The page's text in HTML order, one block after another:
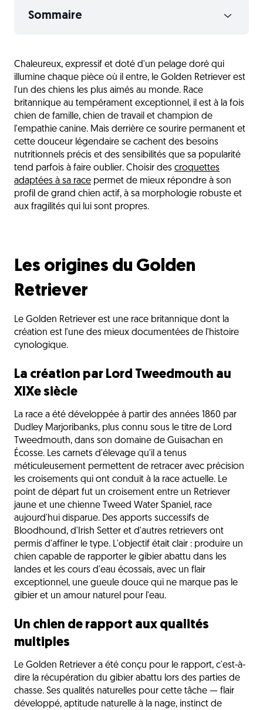
Sommaire
La nutrition du Golden Retriever
Les sensibilités du Golden Retriever
Les critères de choix des croquettes
Les besoins selon les étapes de vie
Les erreurs fréquentes à éviter
Une gamelle dorée pour une vie longue et
épanouie
L'avis du vétérinaire
Chaleureux, expressif et doté d'un pelage doré qui
illumine chaque pièce où il entre, le Golden Retriever est
l'un des chiens les plus aimés au monde. Race
britannique au tempérament exceptionnel, il est à la fois
chien de famille, chien de travail et champion de
l'empathie canine. Mais derrière ce sourire permanent et
cette douceur légendaire se cachent des besoins
nutritionnels précis et des sensibilités que sa popularité
tend parfois à faire oublier. Choisir des croquettes
adaptées à sa race permet de mieux répondre à son
profil de grand chien actif, à sa morphologie robuste et
aux fragilités qui lui sont propres.
Les origines du Golden
Retriever
Le Golden Retriever est une race britannique dont la
création est l'une des mieux documentées de l'histoire
cynologique.
La création par Lord Tweedmouth au
XIXe siècle
La race a été développée à partir des années 1860 par
Dudley Marjoribanks, plus connu sous le titre de Lord
Tweedmouth, dans son domaine de Guisachan en
Écosse. Les carnets d'élevage qu'il a tenus
méticuleusement permettent de retracer avec précision
les croisements qui ont conduit à la race actuelle. Le
point de départ fut un croisement entre un Retriever
jaune et une chienne Tweed Water Spaniel, race
aujourd'hui disparue. Des apports successifs de
Bloodhound, d'Irish Setter et d'autres retrievers ont
permis d'affiner le type. L'objectif était clair : produire un
chien capable de rapporter le gibier abattu dans les
landes et les cours d'eau écossais, avec un flair
exceptionnel, une gueule douce qui ne marque pas le
gibier et un amour naturel pour l'eau.
Un chien de rapport aux qualités
multiples
Le Golden Retriever a été conçu pour le rapport, c'est-à-
dire la récupération du gibier abattu lors des parties de
chasse. Ses qualités naturelles pour cette tâche — flair
développé, aptitude naturelle à la nage, instinct de